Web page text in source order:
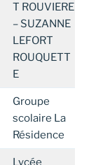
T ROUVIERE
– SUZANNE
LEFORT
ROUQUETT
E
Groupe
scolaire La
Résidence
Lycée